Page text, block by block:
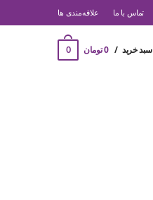
تماس با ما ‌علاقه‌مندی ها
سبد خرید 0 تومان 0